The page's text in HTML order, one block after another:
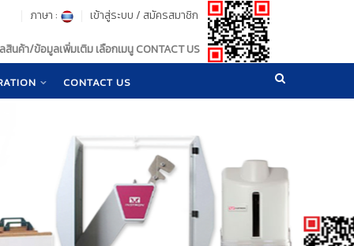
เข้าสู่ระบบ / สมัครสมาชิก
ภาษา :
นค้า/ข้อมูลเพิ่มเติม เลือกเมนู CONTACT US
CONTACT US